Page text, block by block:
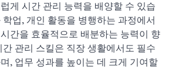
게 시간 관리 능력을 배양할 수 있습
업, 개인 활동을 병행하는 과정에서
간을 효율적으로 배분하는 능력이 향
관리 스킬은 직장 생활에서도 필수
, 업무 성과를 높이는 데 크게 기여할